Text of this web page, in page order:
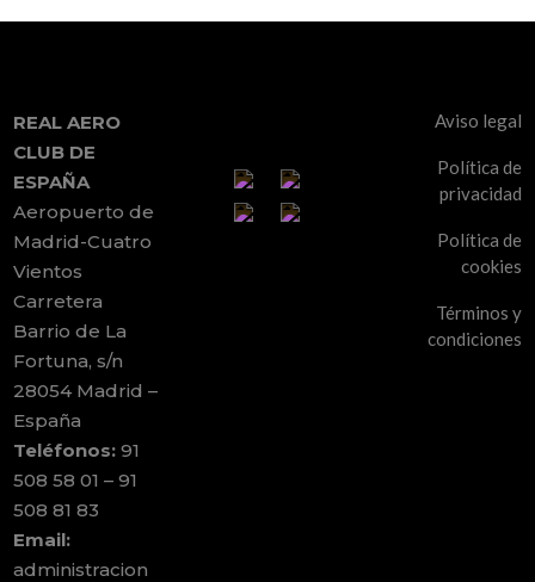
REAL AERO
CLUB DE
ESPAÑA
Aeropuerto de
Madrid-Cuatro
Vientos
Carretera
Barrio de La
Fortuna, s/n
28054 Madrid –
España
Teléfonos: 91
508 58 01 – 91
508 81 83
Email:
administracion
Aviso legal
Política de
privacidad
Política de
cookies
Términos y
condiciones